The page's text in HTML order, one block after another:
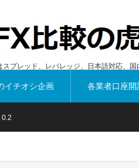
スプレッド、レバレッジ、日本語対応、
イチオシ企画 各業者口座開
0.2